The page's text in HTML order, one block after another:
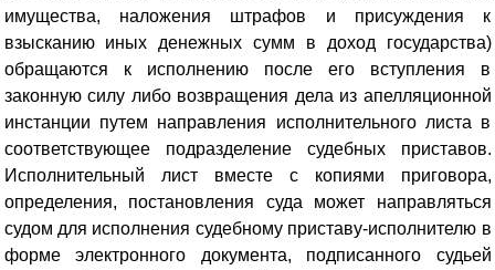
имущества, наложения штрафов и присуждения к
взысканию иных денежных сумм в доход государства)
обращаются к исполнению после его вступления в
законную силу либо возвращения дела из апелляционной
инстанции путем направления исполнительного листа в
соответствующее подразделение судебных приставов.
Исполнительный лист вместе с копиями приговора,
определения, постановления суда может направляться
судом для исполнения судебному приставу-исполнителю в
форме электронного документа, подписанного судьей